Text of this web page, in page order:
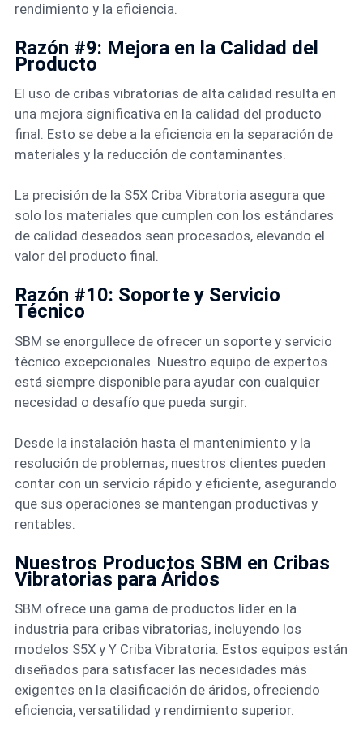
rendimiento y la eficiencia.
Razón #9: Mejora en la Calidad del
Producto
El uso de cribas vibratorias de alta calidad resulta en
una mejora significativa en la calidad del producto
final. Esto se debe a la eficiencia en la separación de
materiales y la reducción de contaminantes.
La precisión de la S5X Criba Vibratoria asegura que
solo los materiales que cumplen con los estándares
de calidad deseados sean procesados, elevando el
valor del producto final.
Razón #10: Soporte y Servicio
Técnico
SBM se enorgullece de ofrecer un soporte y servicio
técnico excepcionales. Nuestro equipo de expertos
está siempre disponible para ayudar con cualquier
necesidad o desafío que pueda surgir.
Desde la instalación hasta el mantenimiento y la
resolución de problemas, nuestros clientes pueden
contar con un servicio rápido y eficiente, asegurando
que sus operaciones se mantengan productivas y
rentables.
Nuestros Productos SBM en Cribas
Vibratorias para Áridos
SBM ofrece una gama de productos líder en la
industria para cribas vibratorias, incluyendo los
modelos S5X y Y Criba Vibratoria. Estos equipos están
diseñados para satisfacer las necesidades más
exigentes en la clasificación de áridos, ofreciendo
eficiencia, versatilidad y rendimiento superior.